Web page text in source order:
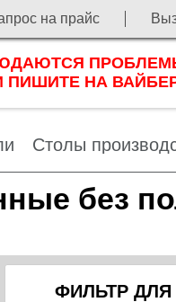
на прайс
ПОРТФОЛИО
ПИШИТЕ НА
Столы
без
ФИЛЬТР